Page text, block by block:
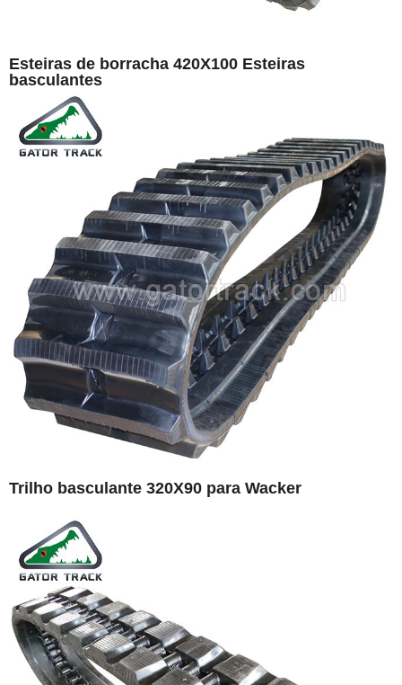
Esteiras de borracha 420X100 Esteiras
basculantes
Trilho basculante 320X90 para Wacker